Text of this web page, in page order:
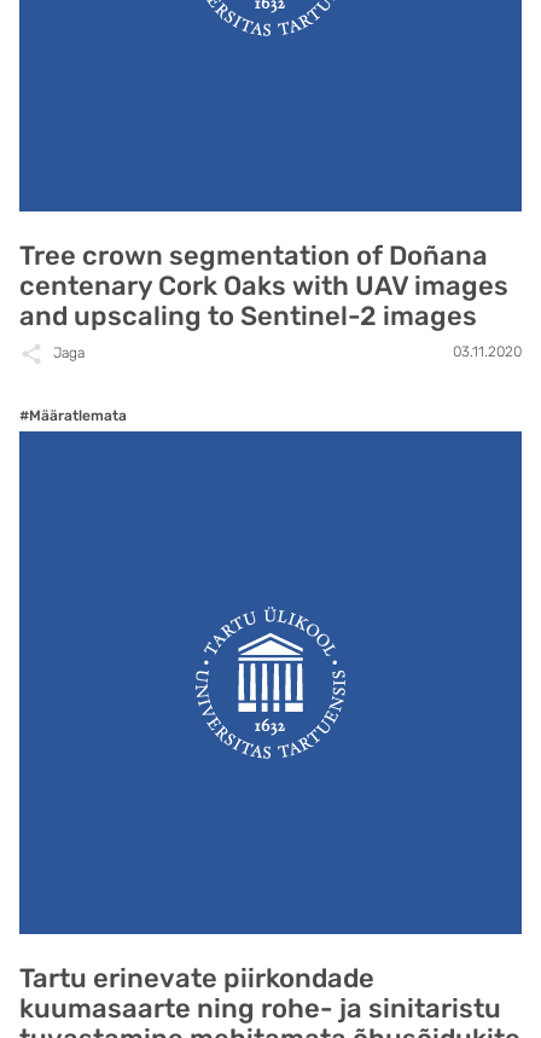
Tree crown segmentation of Doñana
centenary Cork Oaks with UAV images
and upscaling to Sentinel-2 images
Jaga 03.11.2020
#Määratlemata
Tartu erinevate piirkondade
kuumasaarte ning rohe- ja sinitaristu